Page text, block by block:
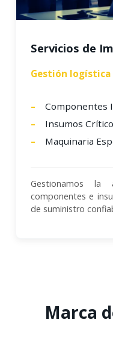
Servicios de
Gestión logística
Componentes
Insumos
Maquinaria
Gestionamos la
componentes e
de suministro
Marca